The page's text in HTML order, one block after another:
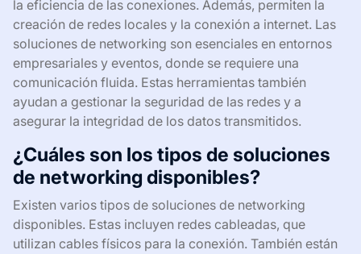
la eficiencia de las conexiones. Además, permiten la
creación de redes locales y la conexión a internet. Las
soluciones de networking son esenciales en entornos
empresariales y eventos, donde se requiere una
comunicación fluida. Estas herramientas también
ayudan a gestionar la seguridad de las redes y a
asegurar la integridad de los datos transmitidos.
¿Cuáles son los tipos de soluciones
de networking disponibles?
Existen varios tipos de soluciones de networking
disponibles. Estas incluyen redes cableadas, que
utilizan cables físicos para la conexión. También están